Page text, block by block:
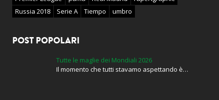
Russia 2018
Serie A Tiempo umbro
POST POPOLARI
Tutte le maglie dei Mondiali 2026
Il momento che tutti stavamo aspettando è…